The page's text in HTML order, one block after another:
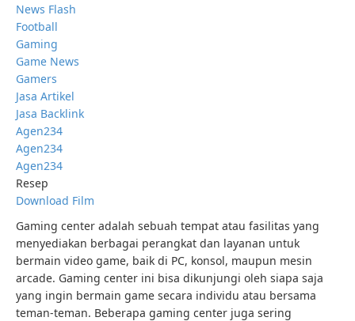
News Flash
Football
Gaming
Game News
Gamers
Jasa Artikel
Jasa Backlink
Agen234
Agen234
Agen234
Resep
Download Film
Gaming center adalah sebuah tempat atau fasilitas yang
menyediakan berbagai perangkat dan layanan untuk
bermain video game, baik di PC, konsol, maupun mesin
arcade. Gaming center ini bisa dikunjungi oleh siapa saja
yang ingin bermain game secara individu atau bersama
teman-teman. Beberapa gaming center juga sering